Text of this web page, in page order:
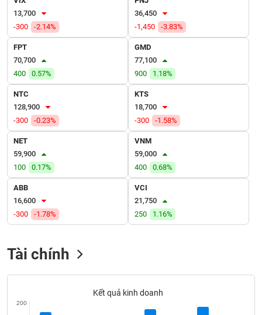
13,700
-300
-2.14%
36,450
-1,450
-3.83%
FPT
70,700
400
0.57%
GMD
77,100
900
1.18%
NTC
128,900
-300
-0.23%
KTS
18,700
-300
-1.58%
NET
59,900
100
0.17%
VNM
59,000
400
0.68%
ABB
16,600
-300
-1.78%
VCI
21,750
250
1.16%
Tài chính
Kết quả kinh doanh
200
VỤ
TRUYỀN
THÔNG
TIỆN
BẤT
ĐỘNG
SẢN
Mã
chứng
đạo